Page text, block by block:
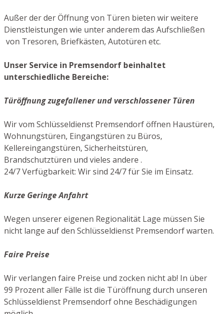
Außer der der Öffnung von Türen bieten wir weitere
Dienstleistungen wie unter anderem das Aufschließen
von Tresoren, Briefkästen, Autotüren etc.
Unser Service in Premsendorf beinhaltet
unterschiedliche Bereiche:
Türöffnung zugefallener und verschlossener Türen
Wir vom Schlüsseldienst Premsendorf öffnen Haustüren,
Wohnungstüren, Eingangstüren zu Büros,
Kellereingangstüren, Sicherheitstüren,
Brandschutztüren und vieles andere .
24/7 Verfügbarkeit: Wir sind 24/7 für Sie im Einsatz.
Kurze Geringe Anfahrt
Wegen unserer eigenen Regionalität Lage müssen Sie
nicht lange auf den Schlüsseldienst Premsendorf warten.
Faire Preise
Wir verlangen faire Preise und zocken nicht ab! In über
99 Prozent aller Fälle ist die Türöffnung durch unseren
Schlüsseldienst Premsendorf ohne Beschädigungen